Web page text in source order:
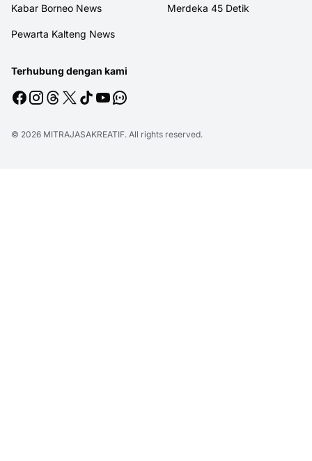
Kabar Borneo News Merdeka 45 Detik
Pewarta Kalteng News
Terhubung dengan kami
© 2026 MITRAJASAKREATIF. All rights reserved.